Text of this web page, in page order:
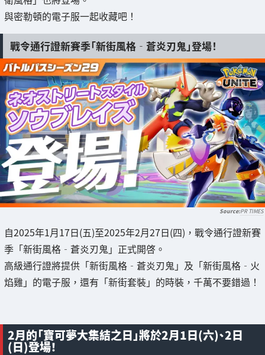
與密勒頓的電子服一起收藏吧！
戰令通行證新賽季「新街風格‐蒼炎刃鬼」登場！
PR TIMES
自2025年1月17日(五)至2025年2月27日(四)，戰令通行證新賽
季「新街風格‐蒼炎刃鬼」正式開啓。
高級通行證將提供「新街風格‐蒼炎刃鬼」及「新街風格‐火
焰雞」的電子服，還有「新街套裝」的時裝，千萬不要錯過！
2月的「寶可夢大集結之日」將於2月1日(六)、2日
(日)登場！